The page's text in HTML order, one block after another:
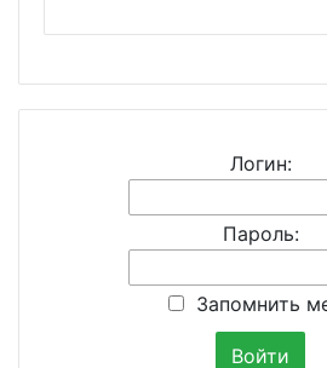
Логин:
Пароль:
Запомнить